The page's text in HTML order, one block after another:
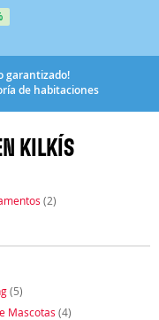
garantizado!
de habitaciones
KILKÍS
(2)
(5)
Mascotas (4)